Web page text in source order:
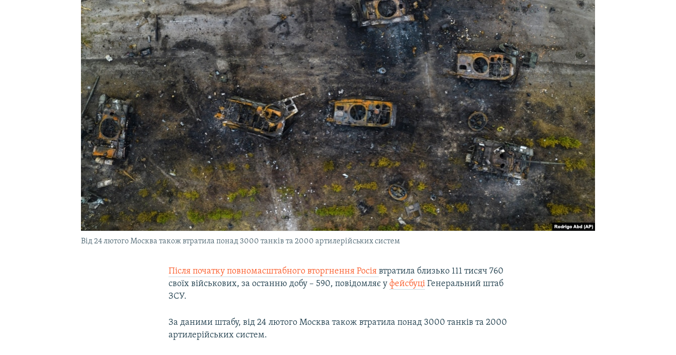
УКРАЇНСЬКА ПРОБЛЕМА КРИМУ
Від 24 лютого Москва також втратила понад 3000 танків та 2000 артилерійських систем
Після початку повномасштабного вторгнення Росіявтратила близько 111 тисяч 760
своїх військових, за останню добу – 590, повідомляє уфейсбуці Генеральний штаб
ЗСУ.
За даними штабу, від 24 лютого Москва також втратила понад 3000 танків та 2000
артилерійських систем.